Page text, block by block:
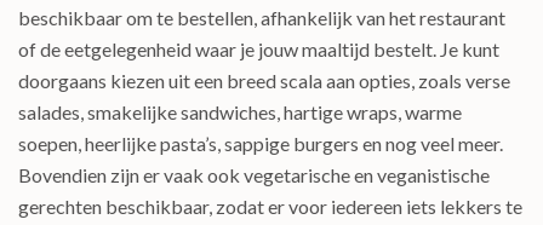
beschikbaar om te bestellen, afhankelijk van het restaurant
of de eetgelegenheid waar je jouw maaltijd bestelt. Je kunt
doorgaans kiezen uit een breed scala aan opties, zoals verse
salades, smakelijke sandwiches, hartige wraps, warme
soepen, heerlijke pasta’s, sappige burgers en nog veel meer.
Bovendien zijn er vaak ook vegetarische en veganistische
gerechten beschikbaar, zodat er voor iedereen iets lekkers te